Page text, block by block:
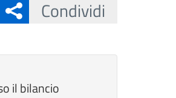
Condividi
il bilancio